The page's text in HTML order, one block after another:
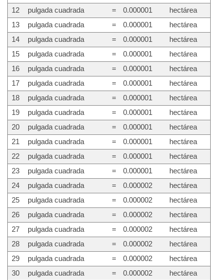
12
pulgada cuadrada = 0.000001
hectárea
13
pulgada cuadrada = 0.000001
hectárea
14
pulgada cuadrada = 0.000001
hectárea
15
pulgada cuadrada = 0.000001
hectárea
16
pulgada cuadrada = 0.000001
hectárea
17
pulgada cuadrada = 0.000001
hectárea
18
pulgada cuadrada = 0.000001
hectárea
19
pulgada cuadrada = 0.000001
hectárea
20
pulgada cuadrada = 0.000001
hectárea
21
pulgada cuadrada = 0.000001
hectárea
22
pulgada cuadrada = 0.000001
hectárea
23
pulgada cuadrada = 0.000001
hectárea
24
pulgada cuadrada = 0.000002
hectárea
25
pulgada cuadrada = 0.000002
hectárea
26
pulgada cuadrada = 0.000002
hectárea
27
pulgada cuadrada = 0.000002
hectárea
28
pulgada cuadrada = 0.000002
hectárea
29
pulgada cuadrada = 0.000002
hectárea
30
pulgada cuadrada = 0.000002
hectárea